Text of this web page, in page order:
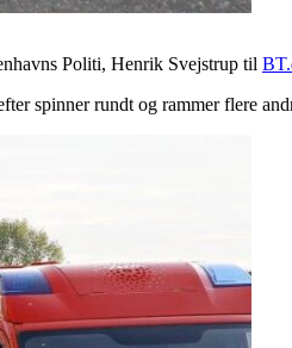
Politi, Henrik Svejstrup til
spinner rundt og rammer flere